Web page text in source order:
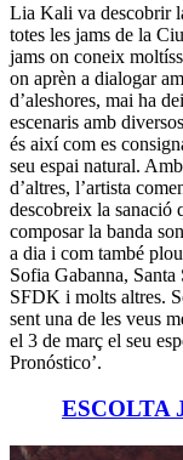
Lia Kali va descobrir
totes les jams de la
jams on coneix
on aprèn a dialogar
d’aleshores, mai ha
escenaris amb
és així com es
seu espai natural.
d’altres, l’artista
descobreix la sanació
composar la banda
a dia i com també
Sofia Gabanna,
SFDK i molts altres.
sent una de les veus
el 3 de març el seu
Pronóstico’.
ESCOLTA